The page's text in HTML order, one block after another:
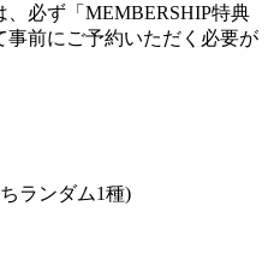
必ず「MEMBERSHIP特典
前にご予約いただく必要が
ランダム1種)